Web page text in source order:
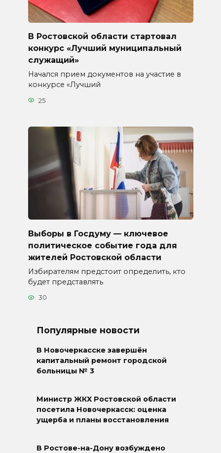
В Ростовской области стартовал
конкурс «Лучший муниципальный
служащий»
Начался прием документов на участие в
конкурсе «Лучший
25
Выборы в Госдуму — ключевое
политическое событие года для
жителей Ростовской области
Избирателям предстоит определить, кто
будет представлять
30
Популярные новости
В Новочеркасске завершён
капитальный ремонт городской
больницы № 3
Министр ЖКХ Ростовской области
посетила Новочеркасск: оценка
ущерба и планы восстановления
В Ростове-на-Дону возбуждено